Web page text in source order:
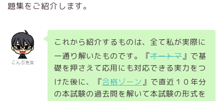
題集をご紹介します。
こんぶ先生
これから紹介するものは、全て私が実際に
一通り解いたものです。『オートマ』で基
礎を押さえて応用にも対応できる実力をつ
けた後に、『合格ゾーン』で直近１０年分
の本試験の過去問を解いて本試験の形式を